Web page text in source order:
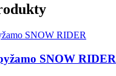
SNOW RIDER